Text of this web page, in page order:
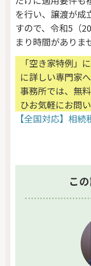
を行い、譲渡が成
すので、令和5（
まり時間がありま
「空き家特例」
に詳しい専門家
事務所では、無
ひお気軽にお問
【全国対応】相
こ